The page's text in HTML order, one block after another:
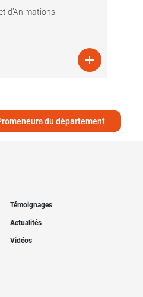
d’Animations

du département
Témoignages
Actualités
Vidéos